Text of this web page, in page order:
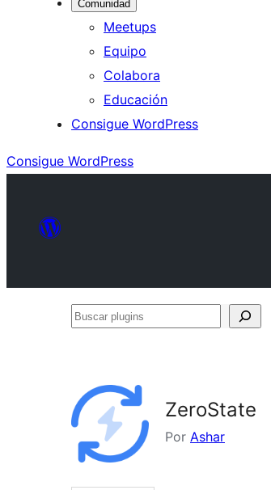
Comunidad
Meetups
Equipo
Colabora
Educación
Consigue WordPress
Consigue WordPress
Buscar
ZeroState
Por Ashar